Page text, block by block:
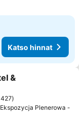
Katso hinnat
&
427
Plenerowa -